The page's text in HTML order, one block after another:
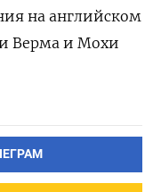
на английском
Верма и Мохи